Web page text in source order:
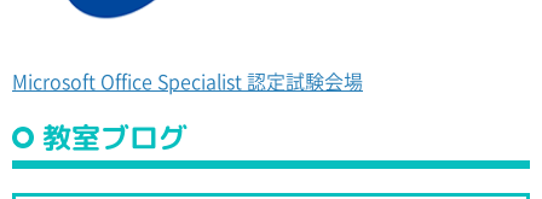
Microsoft Office Specialist 認定試験会場
教室ブログ